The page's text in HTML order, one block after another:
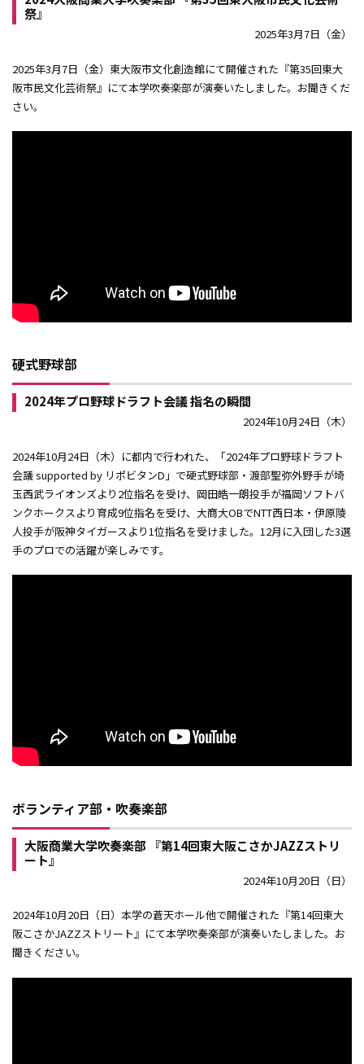
祭』
2025年3月7日（金）
2025年3月7日（金）東大阪市文化創造館にて開催された『第35回東大
阪市民文化芸術祭』にて本学吹奏楽部が演奏いたしました。お聞きくだ
さい。
硬式野球部
2024年プロ野球ドラフト会議 指名の瞬間
2024年10月24日（木）
2024年10月24日（木）に都内で行われた、「2024年プロ野球ドラフト
会議 supported by リポビタンD」で硬式野球部・渡部聖弥外野手が埼
玉西武ライオンズより2位指名を受け、岡田皓一朗投手が福岡ソフトバ
ンクホークスより育成9位指名を受け、大商大OBでNTT西日本・伊原陵
人投手が阪神タイガースより1位指名を受けました。12月に入団した3選
手のプロでの活躍が楽しみです。
ボランティア部・吹奏楽部
大阪商業大学吹奏楽部 『第14回東大阪こさかJAZZストリ
ート』
2024年10月20日（日）
2024年10月20日（日）本学の蒼天ホール他で開催された『第14回東大
阪こさかJAZZストリート』にて本学吹奏楽部が演奏いたしました。お
聞きください。